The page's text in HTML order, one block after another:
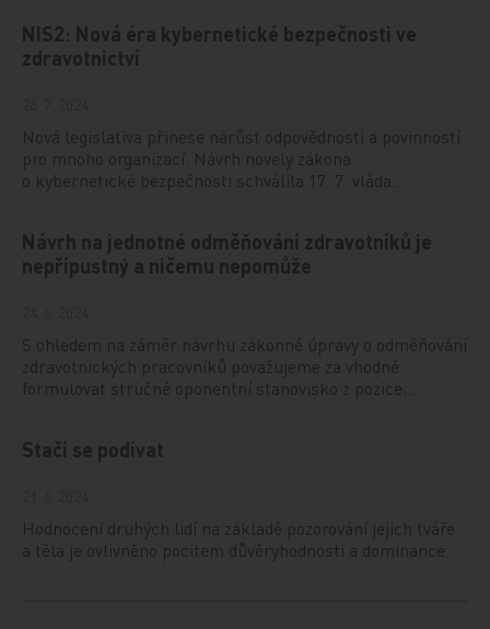
NIS2: Nová éra kybernetické bezpečnosti ve
zdravotnictví
Nová legislativa přinese nárůst odpovědnosti a povinností
pro mnoho organizací. Návrh novely zákona
o kybernetické bezpečnosti schválila 17. 7. vláda…
Návrh na jednotné odměňování zdravotníků je
nepřípustný a ničemu nepomůže
S ohledem na záměr návrhu zákonné úpravy o odměňování
zdravotnických pracovníků považujeme za vhodné
formulovat stručné oponentní stanovisko z pozice…
Stačí se podívat
Hodnocení druhých lidí na základě pozorování jejich tváře
a těla je ovlivněno pocitem důvěryhodnosti a dominance.